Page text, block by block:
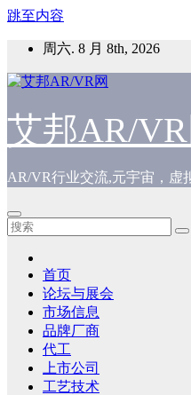
跳至内容
周六. 8 月 8th, 2026
艾邦AR/VR
AR/VR行业交流,元宇宙，虚
首页
论坛与展会
市场信息
品牌厂商
代工
上市公司
工艺技术